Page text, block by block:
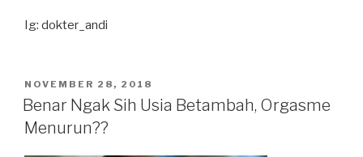
Ig: dokter_andi
POSTED
ON
NOVEMBER 28, 2018
Benar Ngak Sih Usia Betambah, Orgasme
Menurun??